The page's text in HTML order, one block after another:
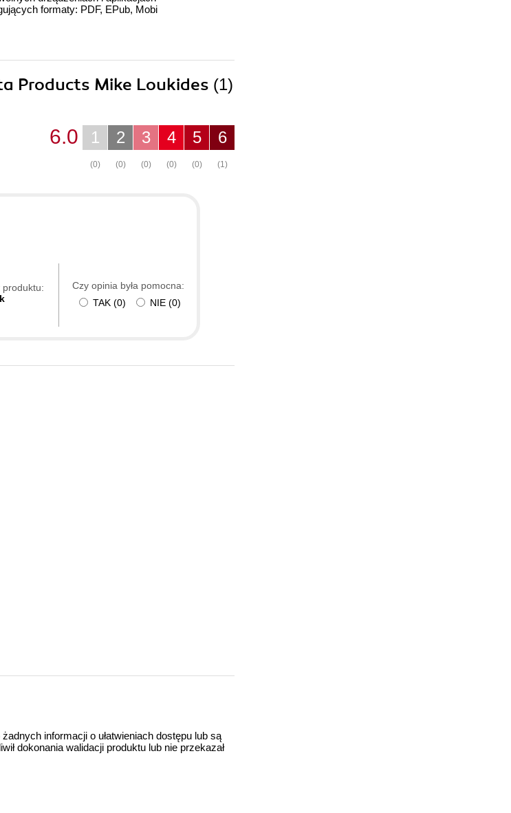
formaty: PDF, EPub, Mobi
Products Mike Loukides (1)
6
(1)
5
(0)
4
(0)
3
(0)
2
(0)
1
(0)
6.0
produktu:
Czy opinia była pomocna:
TAK (0) NIE (0)
informacji o ułatwieniach dostępu lub są
dokonania walidacji produktu lub nie przekazał